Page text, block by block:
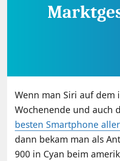
Wenn man Siri auf dem
Wochenende und auch
besten Smartphone
dann bekam man als
900 in Cyan beim